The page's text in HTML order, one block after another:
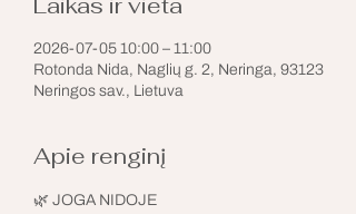
2026-07-05 10:00 – 11:00
Rotonda Nida, Naglių g. 2, Neringa, 93123
Neringos sav., Lietuva
Apie renginį
🌿 JOGA NIDOJE